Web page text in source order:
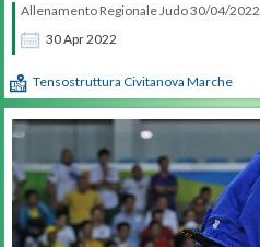
30Apr2022
Allenamento Regionale Judo 30/04/2022
Tensostruttura Civitanova Marche